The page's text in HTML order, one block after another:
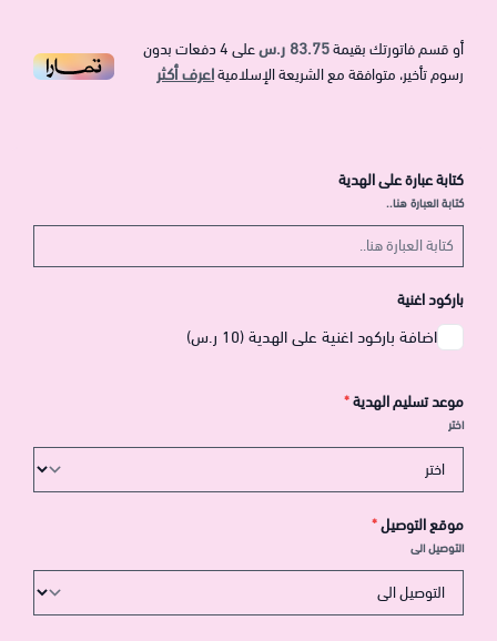
أو قسم فاتورتك بقيمة83.75 ر.س على4دفعات بدون
رسوم تأخير، متوافقة مع الشريعة الإسلاميةاعرف أكثر
كتابة عبارة على الهدية
كتابة العبارة هنا..
باركود اغنية
اضافة باركود اغنية على الهدية (10 ر.س)
موعد تسليم الهدية*
اختر
موقع التوصيل*
التوصيل الى